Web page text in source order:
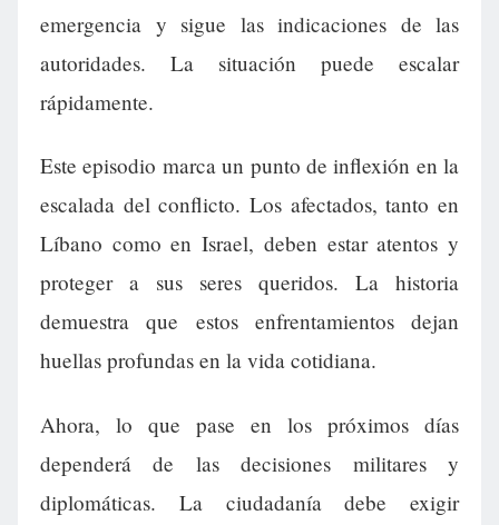
emergencia y sigue las indicaciones de las
autoridades. La situación puede escalar
rápidamente.
Este episodio marca un punto de inflexión en la
escalada del conflicto. Los afectados, tanto en
Líbano como en Israel, deben estar atentos y
proteger a sus seres queridos. La historia
demuestra que estos enfrentamientos dejan
huellas profundas en la vida cotidiana.
Ahora, lo que pase en los próximos días
dependerá de las decisiones militares y
diplomáticas. La ciudadanía debe exigir